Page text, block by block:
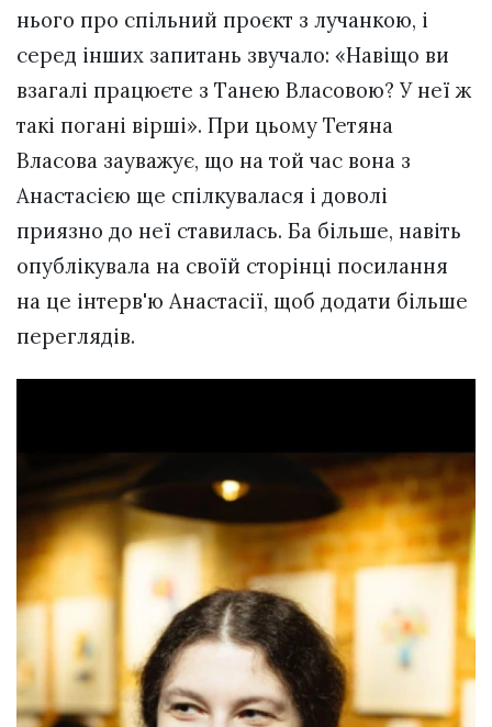
нього про спільний проєкт з лучанкою, і
серед інших запитань звучало: «Навіщо ви
взагалі працюєте з Танею Власовою? У неї ж
такі погані вірші». При цьому Тетяна
Власова зауважує, що на той час вона з
Анастасією ще спілкувалася і доволі
приязно до неї ставилась. Ба більше, навіть
опублікувала на своїй сторінці посилання
на це інтерв'ю Анастасії, щоб додати більше
переглядів.